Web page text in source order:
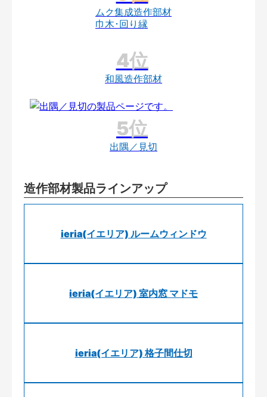
ムク集成造作部材
巾木･回り縁
和風造作部材
出隅／見切
造作部材製品ラインアップ
ieria(イエリア) ルームウィンドウ
ieria(イエリア) 室内窓 マドモ
ieria(イエリア) 格子間仕切